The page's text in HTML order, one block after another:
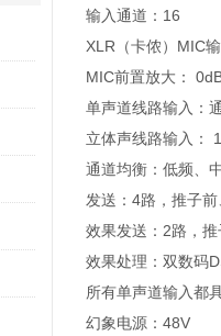
输入通道：16
XLR（卡侬）MIC
MIC前置放大：
单声道线路输入：
立体声线路输入：
通道均衡：低频、
发送：4路，推子
效果发送：2路，推
效果处理：双数码
所有单声道输入都
幻象电源：48V